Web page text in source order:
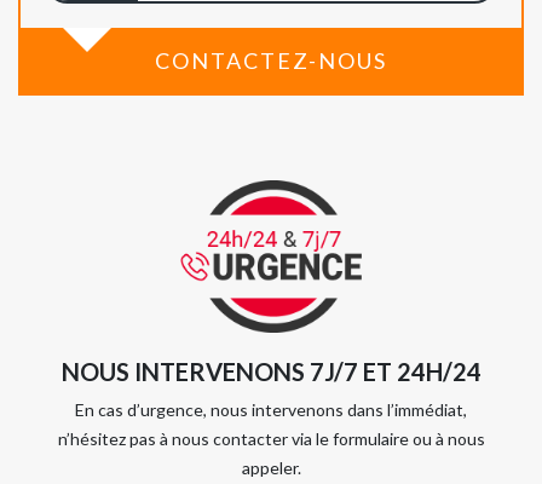
CONTACTEZ-NOUS
NOUS INTERVENONS 7J/7 ET 24H/24
En cas d’urgence, nous intervenons dans l’immédiat,
n’hésitez pas à nous contacter via le formulaire ou à nous
appeler.